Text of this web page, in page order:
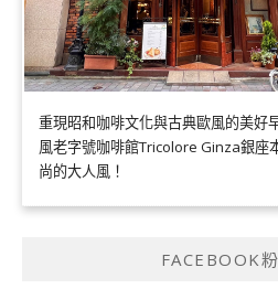
重現昭和咖啡文化與古典歐風的美好
風老字號咖啡館Tricolore Ginza銀座
尚的大人風！
FACEBOOK